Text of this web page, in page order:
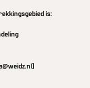
is:
)